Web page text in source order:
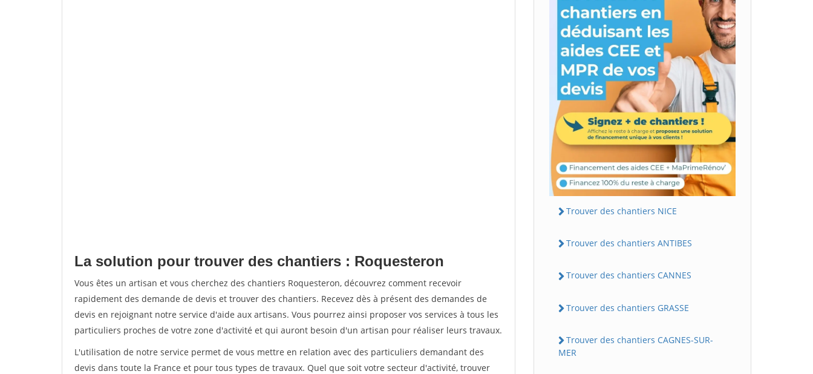
La solution pour trouver des chantiers : Roquesteron
Vous êtes un artisan et vous cherchez des chantiers Roquesteron, découvrez comment recevoir
rapidement des demande de devis et trouver des chantiers. Recevez dès à présent des demandes de
devis en rejoignant notre service d'aide aux artisans. Vous pourrez ainsi proposer vos services à tous les
particuliers proches de votre zone d'activité et qui auront besoin d'un artisan pour réaliser leurs travaux.
L'utilisation de notre service permet de vous mettre en relation avec des particuliers demandant des
devis dans toute la France et pour tous types de travaux. Quel que soit votre secteur d'activité, trouver
Trouver des chantiers NICE
Trouver des chantiers ANTIBES
Trouver des chantiers CANNES
Trouver des chantiers GRASSE
Trouver des chantiers CAGNES-SUR-
MER